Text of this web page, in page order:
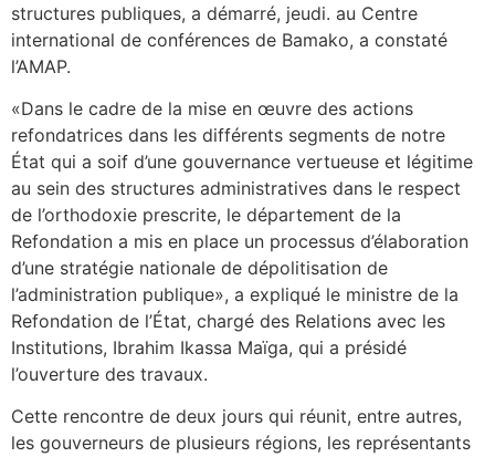
structures publiques, a démarré, jeudi. au Centre
international de conférences de Bamako, a constaté
l’AMAP.
«Dans le cadre de la mise en œuvre des actions
refondatrices dans les différents segments de notre
État qui a soif d’une gouvernance vertueuse et légitime
au sein des structures administratives dans le respect
de l’orthodoxie prescrite, le département de la
Refondation a mis en place un processus d’élaboration
d’une stratégie nationale de dépolitisation de
l’administration publique», a expliqué le ministre de la
Refondation de l’État, chargé des Relations avec les
Institutions, Ibrahim Ikassa Maïga, qui a présidé
l’ouverture des travaux.
Cette rencontre de deux jours qui réunit, entre autres,
les gouverneurs de plusieurs régions, les représentants